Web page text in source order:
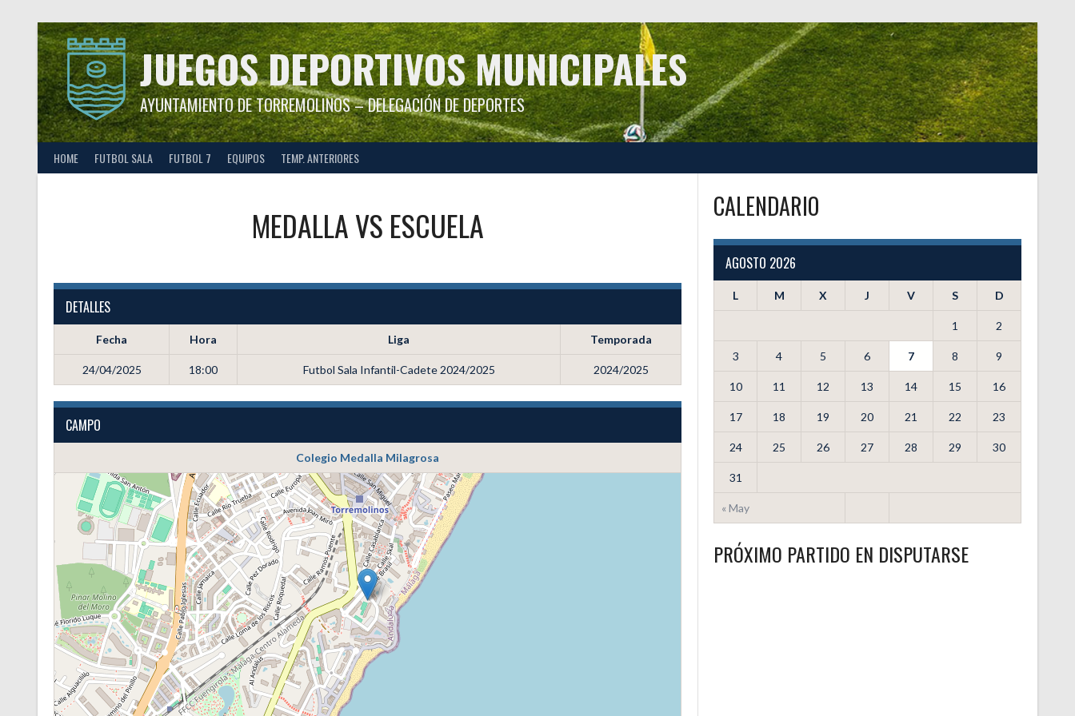
contenido
JUEGOS DEPORTIVOS MUNICIPALES
AYUNTAMIENTO DE TORREMOLINOS – DELEGACIÓN DE DEPORTES
HOME FUTBOL SALA FUTBOL 7 EQUIPOS TEMP. ANTERIORES
MEDALLAVS ESCUELA
DETALLES
Fecha Hora Liga Temporada
24/04/2025 18:00 Futbol Sala Infantil-Cadete 2024/2025 2024/2025
CAMPO
Colegio Medalla Milagrosa
CALENDARIO
AGOSTO 2026
L M X J V S D
« May
1 2
3 4 5 6 7 8 9
10 11 12 13 14 15 16
17 18 19 20 21 22 23
24 25 26 27 28 29 30
31
PRÓXIMO PARTIDO EN DISPUTARSE